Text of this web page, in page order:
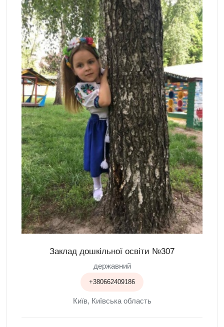
Заклад дошкільної освіти №307
державний
+380662409186
Київ, Київська область